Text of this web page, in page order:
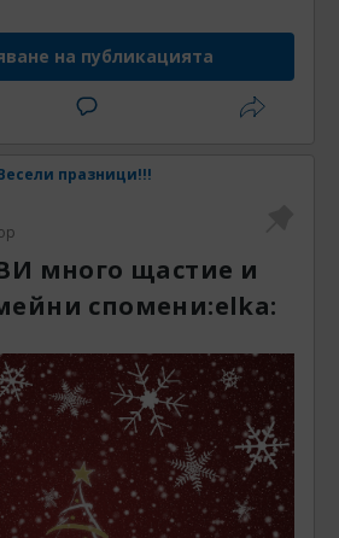
на публикацията
празници!!!
много щастие и
спомени:elka: